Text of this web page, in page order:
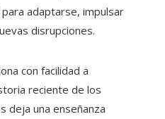
adaptarse, impulsar
disrupciones.
con facilidad a
reciente de los
deja una enseñanza